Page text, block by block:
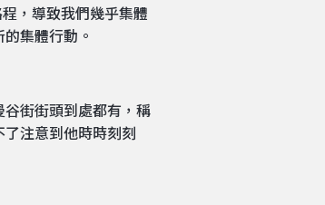
，導致我們幾乎集體
集體行動。
街街頭到處都有，稱
注意到他時時刻刻